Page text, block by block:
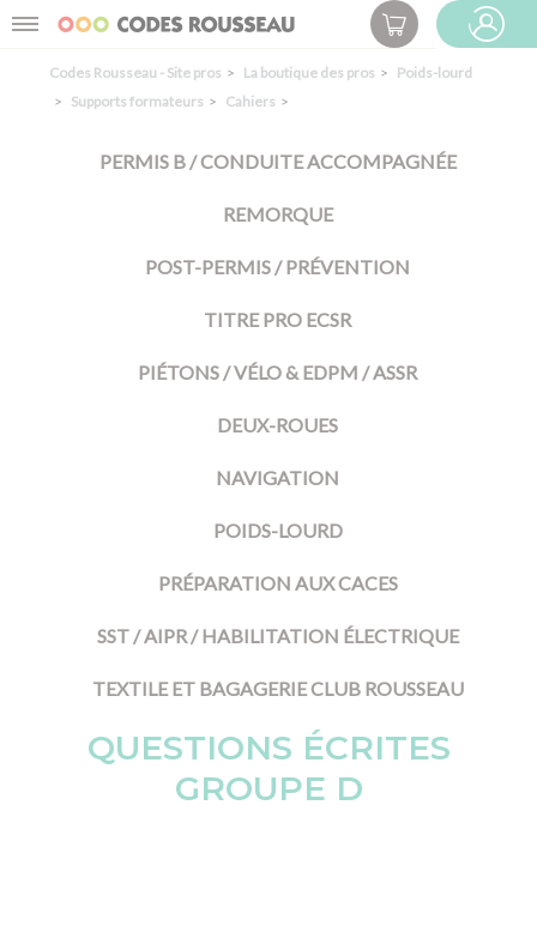
Menu
ESPACE PRO
Codes Rousseau - Site pros La boutique des pros
Poids-lourd
Supports formateurs
Cahiers
PERMIS B / CONDUITE ACCOMPAGNÉE
REMORQUE
POST-PERMIS / PRÉVENTION
TITRE PRO ECSR
PIÉTONS / VÉLO & EDPM / ASSR
DEUX-ROUES
NAVIGATION
POIDS-LOURD
PRÉPARATION AUX CACES
SST / AIPR / HABILITATION ÉLECTRIQUE
TEXTILE ET BAGAGERIE CLUB ROUSSEAU
QUESTIONS ÉCRITES
GROUPE D
Panneau de gestion des cookies